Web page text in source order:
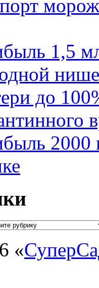
1,5
до
2000
«